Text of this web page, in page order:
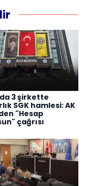
3 şirkette
SGK hamlesi: AK
"Hesap
çağrısı